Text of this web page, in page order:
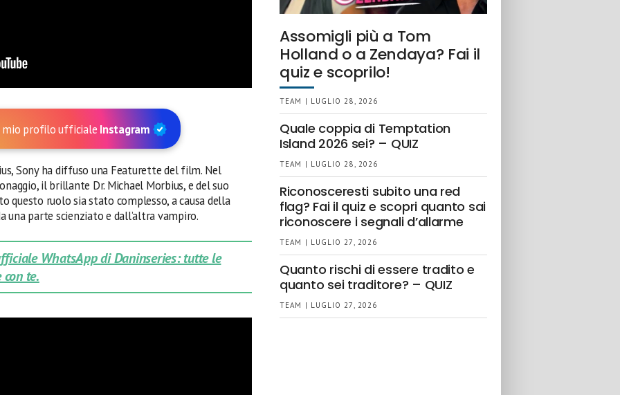
mio profilo ufficiale Instagram
Sony ha diffuso una Featurette del film. Nel
il brillante Dr. Michael Morbius, e del suo
questo ruolo sia stato complesso, a causa della
una parte scienziato e dall’altra vampiro.
WhatsApp di Daninseries: tutte le
te.
Assomigli più a Tom
Holland o a Zendaya? Fai il
quiz e scoprilo!
TEAM | LUGLIO 28, 2026
Quale coppia di Temptation
Island 2026 sei? – QUIZ
TEAM | LUGLIO 28, 2026
Riconosceresti subito una red
flag? Fai il quiz e scopri quanto sai
riconoscere i segnali d’allarme
TEAM | LUGLIO 27, 2026
Quanto rischi di essere tradito e
quanto sei traditore? – QUIZ
TEAM | LUGLIO 27, 2026